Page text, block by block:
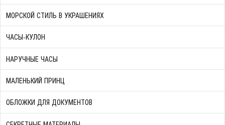
МОРСКОЙ СТИЛЬ В УКРАШЕНИЯХ
ЧАСЫ-КУЛОН
НАРУЧНЫЕ ЧАСЫ
МАЛЕНЬКИЙ ПРИНЦ
ОБЛОЖКИ ДЛЯ ДОКУМЕНТОВ